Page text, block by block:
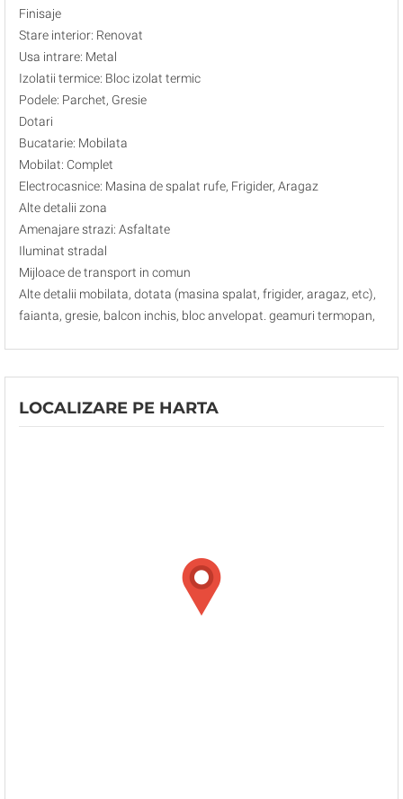
Finisaje
Stare interior: Renovat
Usa intrare: Metal
Izolatii termice: Bloc izolat termic
Podele: Parchet, Gresie
Dotari
Bucatarie: Mobilata
Mobilat: Complet
Electrocasnice: Masina de spalat rufe, Frigider, Aragaz
Alte detalii zona
Amenajare strazi: Asfaltate
Iluminat stradal
Mijloace de transport in comun
Alte detalii mobilata, dotata (masina spalat, frigider, aragaz, etc),
faianta, gresie, balcon inchis, bloc anvelopat. geamuri termopan,
LOCALIZARE PE HARTA